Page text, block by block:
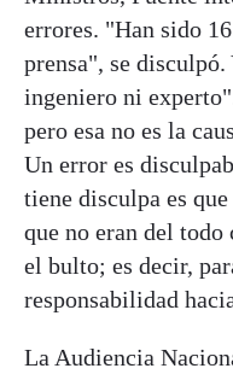
errores. "Han sido
prensa", se
ingeniero ni
pero esa no es la
Un error es
tiene disculpa es
que no eran del
el bulto; es decir,
responsabilidad
La Audiencia